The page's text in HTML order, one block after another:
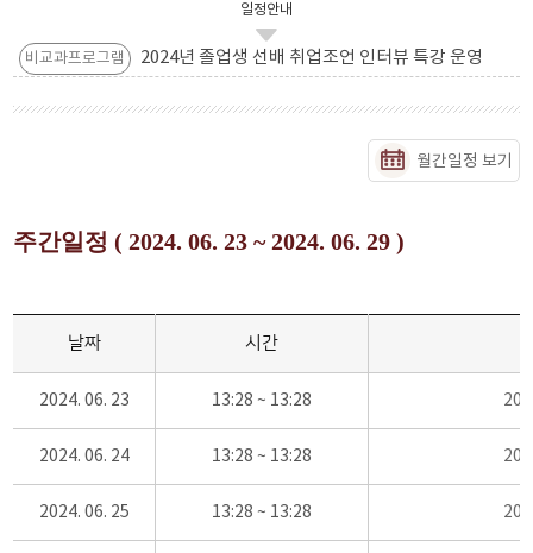
일정안내
비교과프로그램 2024년 졸업생 선배 취업조언 인터뷰 특강 운영
월간일정 보기
주간일정 ( 2024. 06. 23 ~ 2024. 06. 29 )
날짜 시간
2024. 06. 23 13:28 ~ 13:28
2024. 06. 24 13:28 ~ 13:28
2024. 06. 25 13:28 ~ 13:28